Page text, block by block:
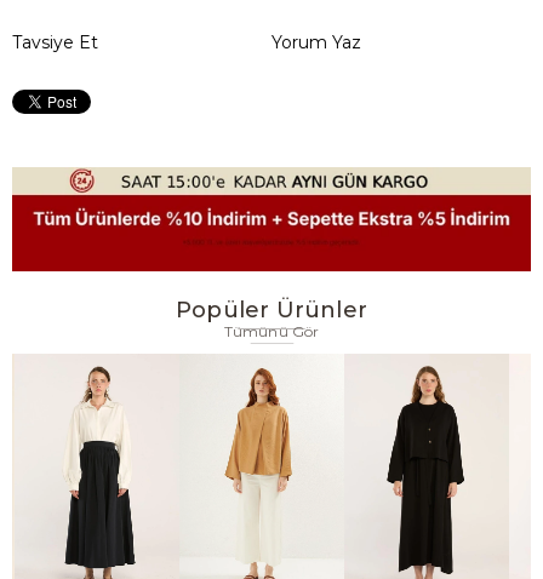
Tavsiye Et Yorum Yaz
Popüler Ürünler
Tümünü Gör